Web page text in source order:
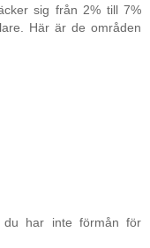
sig från 2% till 7%
Här är de områden
har inte förmån för